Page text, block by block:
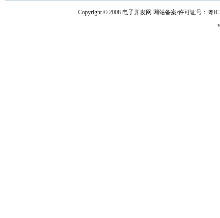
Copyright © 2008 电子开发网 网站备案/许可证号：粤